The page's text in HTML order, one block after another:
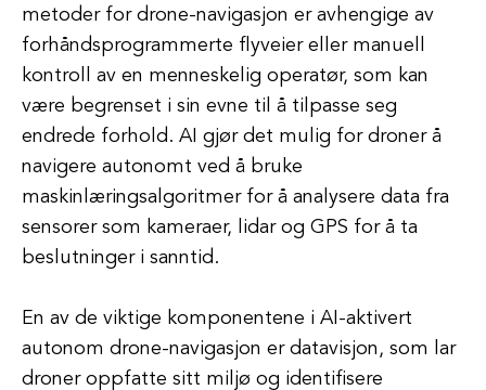
metoder for drone-navigasjon er avhengige av
forhåndsprogrammerte flyveier eller manuell
kontroll av en menneskelig operatør, som kan
være begrenset i sin evne til å tilpasse seg
endrede forhold. AI gjør det mulig for droner å
navigere autonomt ved å bruke
maskinlæringsalgoritmer for å analysere data fra
sensorer som kameraer, lidar og GPS for å ta
beslutninger i sanntid.
En av de viktige komponentene i AI-aktivert
autonom drone-navigasjon er datavisjon, som lar
droner oppfatte sitt miljø og identifisere